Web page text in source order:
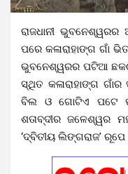
ରାଜଧାନୀ
ପରେ କଳାରାହାଙ୍ଗ ଗାଁ
ଭୁବନେଶ୍ୱରର ପଟିଆ
ସ୍ଥିତ କଳାରାହାଙ୍ଗ
ବିଲ ଓ ଗୋଟିଏ ପଟେ
ଶତାବ୍ଦୀର ଜଳେଶ୍ୱର
‘ଦ୍ବିତୀୟ ଲିଙ୍ଗରାଜ’